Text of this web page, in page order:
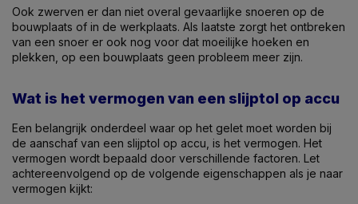
Ook zwerven er dan niet overal gevaarlijke snoeren op de
bouwplaats of in de werkplaats. Als laatste zorgt het ontbreken
van een snoer er ook nog voor dat moeilijke hoeken en
plekken, op een bouwplaats geen probleem meer zijn.
Wat is het vermogen van een slijptol op accu
Een belangrijk onderdeel waar op het gelet moet worden bij
de aanschaf van een slijptol op accu, is het vermogen. Het
vermogen wordt bepaald door verschillende factoren. Let
achtereenvolgend op de volgende eigenschappen als je naar
vermogen kijkt: